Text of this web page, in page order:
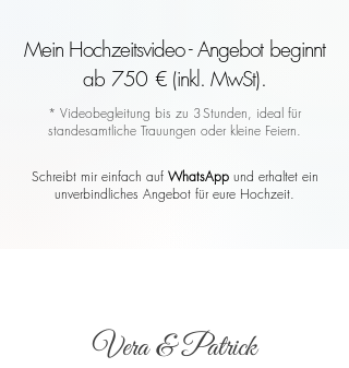
Mein Hochzeitsvideo - Angebot beginnt
ab 750 € (inkl. MwSt).
* Videobegleitung bis zu 3 Stunden, ideal für
standesamtliche Trauungen oder kleine Feiern.
Schreibt mir einfach auf WhatsAppund erhaltet ein
unverbindliches Angebot für eure Hochzeit.
Vera & Patrick